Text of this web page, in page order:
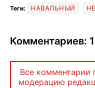
Теги: НАВАЛЬНЫЙ
Комментариев: 1
Все комментарии
модерацию